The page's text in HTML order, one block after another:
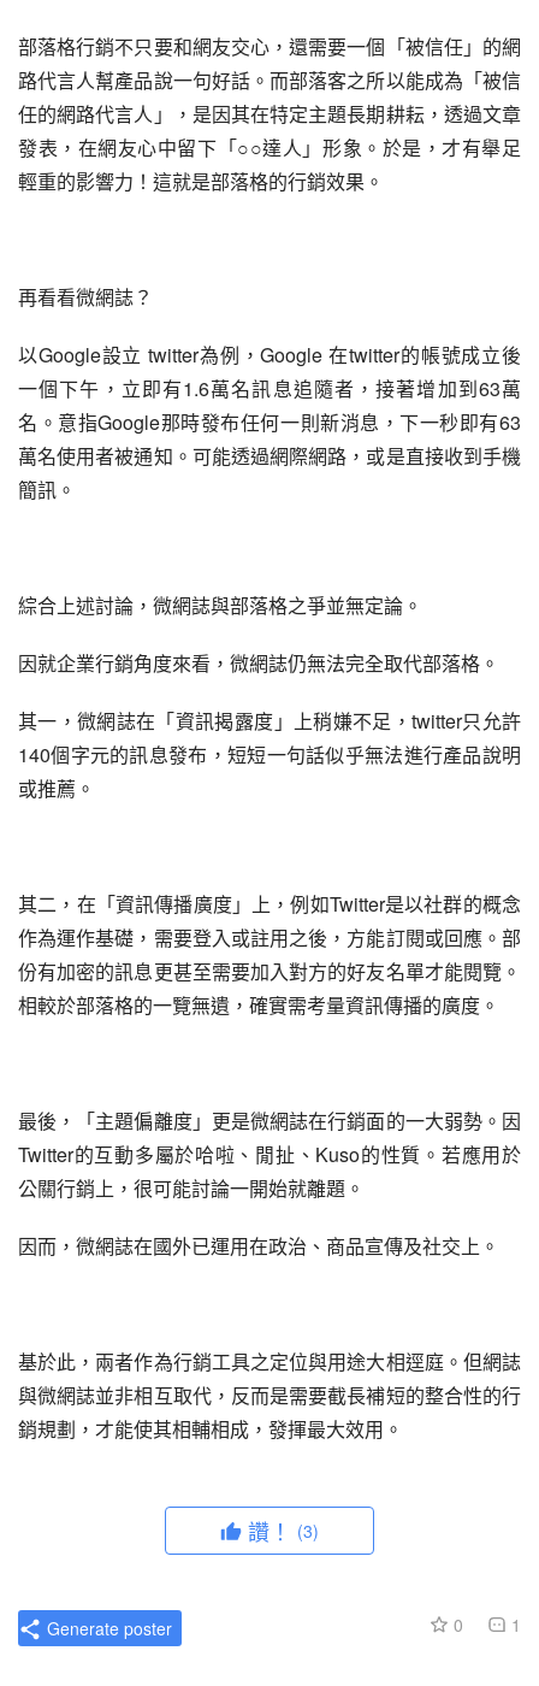
部落格行銷不只要和網友交心，還需要一個「被信任」的網
路代言人幫產品說一句好話。而部落客之所以能成為「被信
任的網路代言人」，是因其在特定主題長期耕耘，透過文章
發表，在網友心中留下「○○達人」形象。於是，才有舉足
輕重的影響力！這就是部落格的行銷效果。
再看看微網誌？
以Google設立 twitter為例，Google 在twitter的帳號成立後
一個下午，立即有1.6萬名訊息追隨者，接著增加到63萬
名。意指Google那時發布任何一則新消息，下一秒即有63
萬名使用者被通知。可能透過網際網路，或是直接收到手機
簡訊。
綜合上述討論，微網誌與部落格之爭並無定論。
因就企業行銷角度來看，微網誌仍無法完全取代部落格。
其一，微網誌在「資訊揭露度」上稍嫌不足，twitter只允許
140個字元的訊息發布，短短一句話似乎無法進行產品說明
或推薦。
其二，在「資訊傳播廣度」上，例如Twitter是以社群的概念
作為運作基礎，需要登入或註用之後，方能訂閱或回應。部
份有加密的訊息更甚至需要加入對方的好友名單才能閱覽。
相較於部落格的一覽無遺，確實需考量資訊傳播的廣度。
最後，「主題偏離度」更是微網誌在行銷面的一大弱勢。因
Twitter的互動多屬於哈啦、閒扯、Kuso的性質。若應用於
公關行銷上，很可能討論一開始就離題。
因而，微網誌在國外已運用在政治、商品宣傳及社交上。
基於此，兩者作為行銷工具之定位與用途大相逕庭。但網誌
與微網誌並非相互取代，反而是需要截長補短的整合性的行
銷規劃，才能使其相輔相成，發揮最大效用。
讚！ (3)
0 1
Generate poster